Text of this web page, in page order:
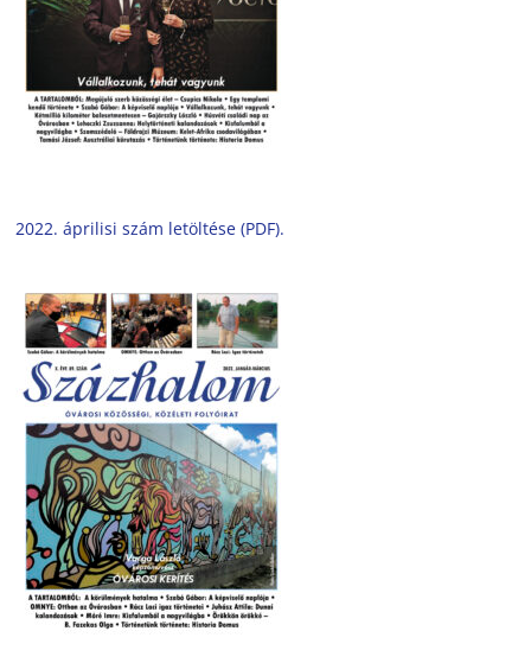
2022. áprilisi szám letöltése (PDF).